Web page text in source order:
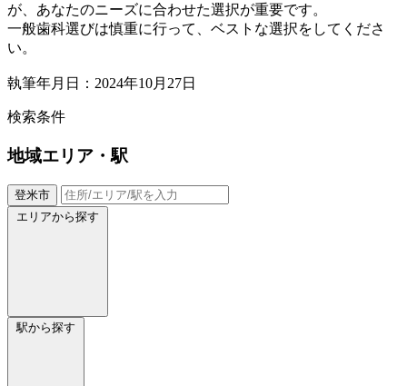
が、あなたのニーズに合わせた選択が重要です。
一般歯科選びは慎重に行って、ベストな選択をしてくださ
い。
執筆年月日：2024年10月27日
検索条件
地域エリア・駅
登米市
エリアから探す
駅から探す